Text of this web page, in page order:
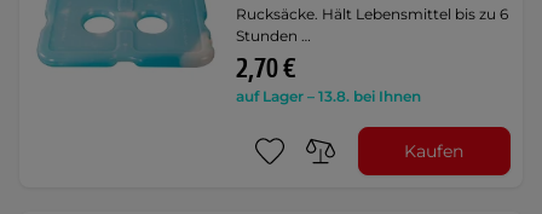
Rucksäcke. Hält Lebensmittel bis zu 6
Stunden …
2,70 €
auf Lager – 13.8. bei Ihnen
Kaufen